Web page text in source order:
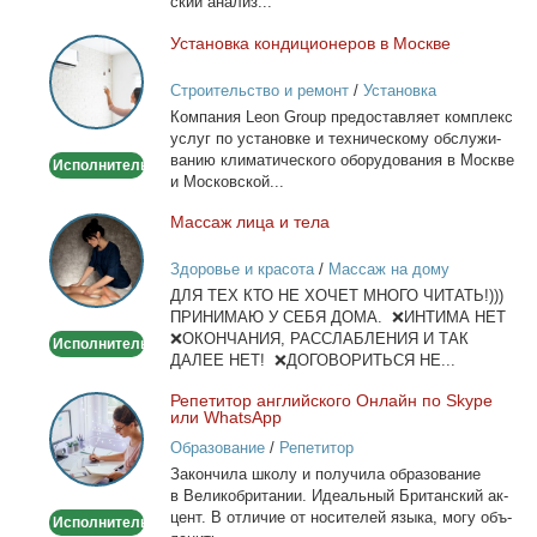
Установка
кондиционеров
в
Москве
Исполнитель
Уста­нов­ка кон­ди­ци­о­не­ров в Москве
Строительство и ремонт/ Установка
кондиционеров
Ком­па­ния Leon Group предо­став­ля­ет ком­плекс
услуг по уста­нов­ке и тех­ни­че­ско­му об­слу­жи­
ва­нию кли­ма­ти­че­ско­го обо­ру­до­ва­ния в Москве
и Мос­ков­ской...
Массаж
лица
и
тела
Исполнитель
Мас­саж ли­ца и те­ла
Здоровье и красота/ Массаж на дому
ДЛЯ ТЕХ КТО НЕ ХОЧЕТ МНОГО ЧИТАТЬ!)))
ПРИНИМАЮ У СЕБЯ ДОМА. ❌ИНТИМА НЕТ
❌ОКОНЧАНИЯ, РАССЛАБЛЕНИЯ И ТАК
ДАЛЕЕ НЕТ! ❌ДОГОВОРИТЬСЯ НЕ...
Репетитор
английского
Онлайн
по
или
Исполнитель
Ре­пе­ти­тор ан­глий­ско­го Он­лайн по Skype
или WhatsApp
Образование/ Репетитор
За­кон­чи­ла шко­лу и по­лу­чи­ла об­ра­зо­ва­ние
в Ве­ли­ко­бри­та­нии. Иде­аль­ный Бри­тан­ский ак­
цент. В от­ли­чие от но­си­те­лей язы­ка, мо­гу объ­